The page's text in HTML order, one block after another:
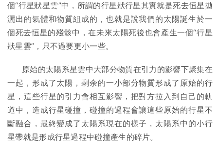
個“行星狀星雲”中，所謂的行星狀行星其實就是死去恒星拋
灑出的氣體和物質組成的，也就是說我們的太陽誕生於一
個死去恒星的殘骸中，在未來太陽死後也會產生一個“行星
狀星雲”，只不過要更小一些。
原始的太陽系星雲中大部分物質在引力的影響下聚集在
一起，形成了太陽，剩余的一小部分物質形成了原始的行
星，這些行星的引力會相互影響，把對方拉入到自己的軌
道中，造成行星碰撞，碰撞的過程會讓這些原始的行星不
斷融合，最終變成了太陽系現在的樣子，太陽系中的小行
星帶就是形成行星過程中碰撞產生的碎片。